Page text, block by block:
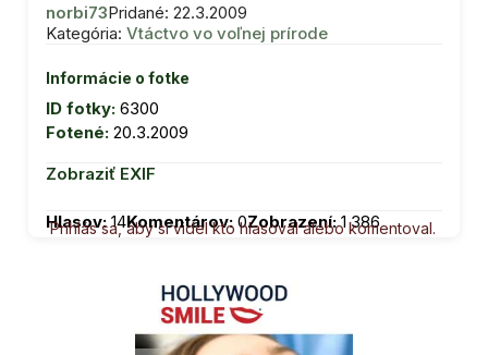
norbi73Pridané: 22.3.2009
Kategória: Vtáctvo vo voľnej prírode
Informácie o fotke
ID fotky: 6300
Fotené: 20.3.2009
Zobraziť EXIF
Hlasov: 14Komentárov: 0Zobrazení:1 386
Prihlás sa, aby si videl kto hlasoval alebo komentoval.